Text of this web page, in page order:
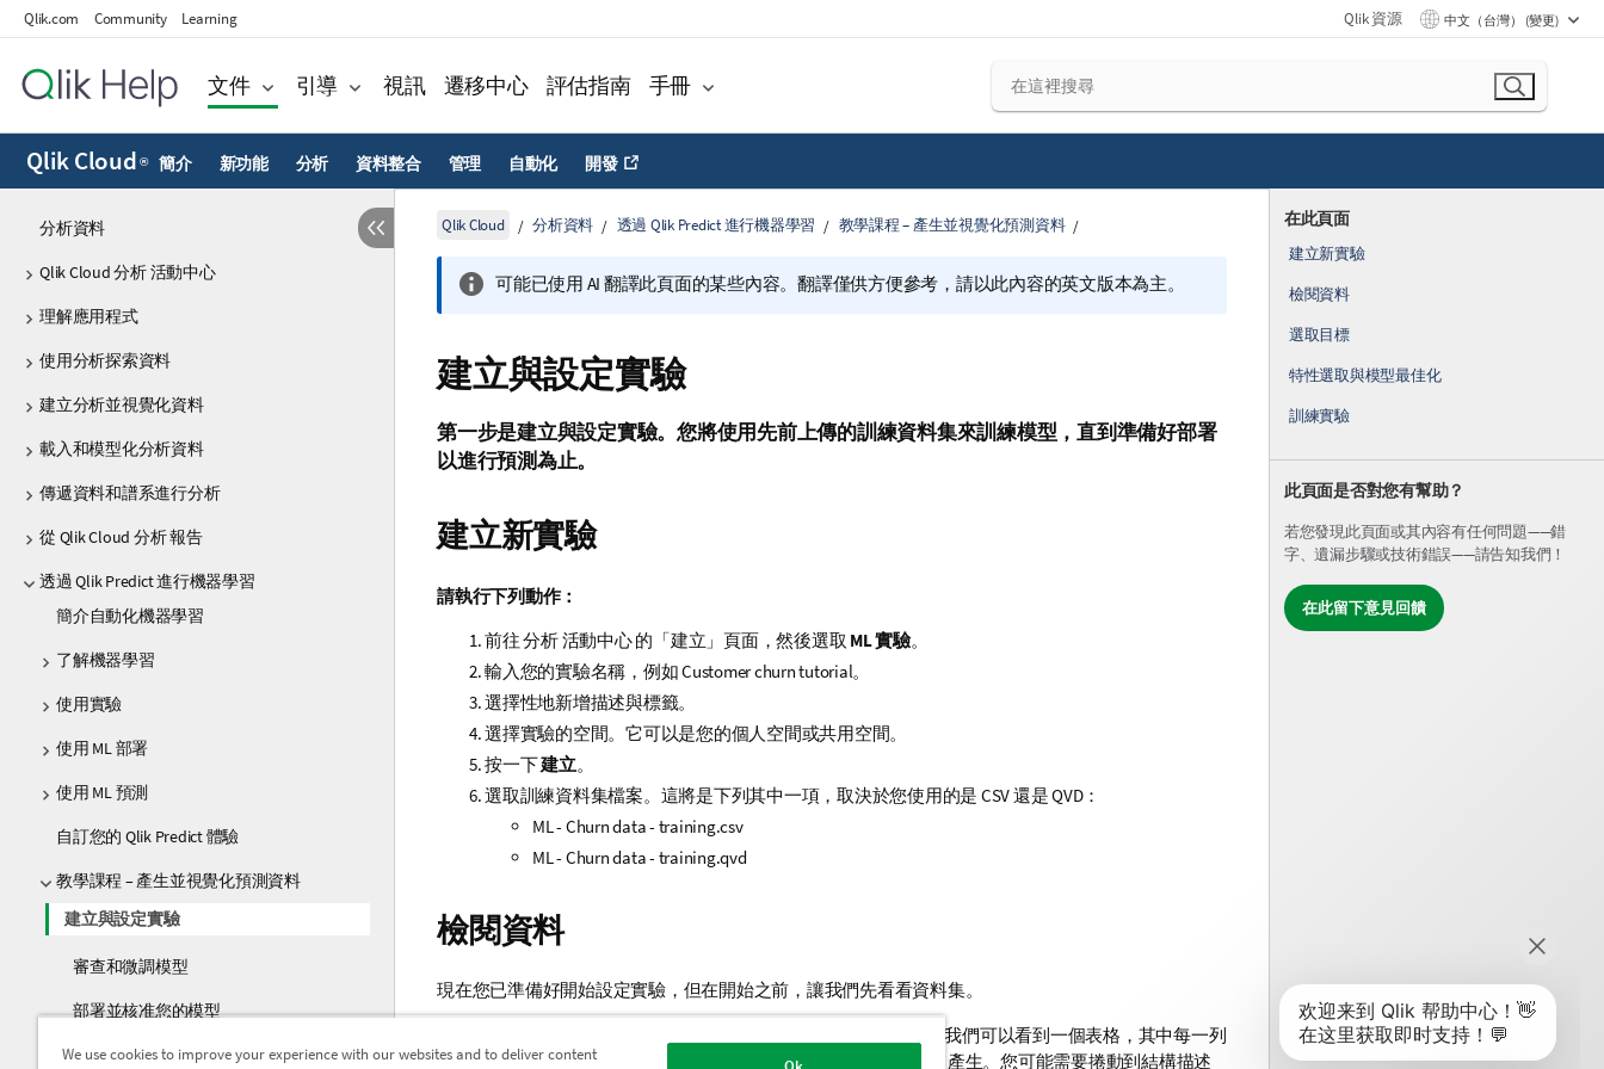
Qlik.com Community Learning Qlik 資源 中文（台灣） (變更)
文件 引導 視訊 遷移中心 評估指南 手冊
Qlik Cloud ® 簡介 新功能 分析 資料整合 管理 自動化 開發
分析資料
Qlik Cloud 分析 活動中心
理解應用程式
使用分析探索資料
建立分析並視覺化資料
載入和模型化分析資料
傳遞資料和譜系進行分析
從 Qlik Cloud 分析 報告
透過 Qlik Predict 進行機器學習
簡介自動化機器學習
了解機器學習
使用實驗
使用 ML 部署
使用 ML 預測
自訂您的 Qlik Predict 體驗
教學課程 – 產生並視覺化預測資料
建立與設定實驗
審查和微調模型
部署並核准您的模型
建立預測資料
在此頁面
建立新實驗
檢閱資料
選取目標
特性選取與模型最佳化
訓練實驗
此頁面是否對您有幫助？
若您發現此頁面或其內容有任何問題——錯
字、遺漏步驟或技術錯誤——請告知我們！
在此留下意見回饋
Qlik Cloud 分析資料 透過 Qlik Predict 進行機器學習 教學課程 – 產生並視覺化預測資料
可能已使用 AI 翻譯此頁面的某些內容。翻譯僅供方便參考，請以此內容的英文版本為主。
建立與設定實驗
第一步是建立與設定實驗。您將使用先前上傳的訓練資料集來訓練模型，直到準備好部署
以進行預測為止。
建立新實驗
請執行下列動作：
前往分析活動中心的「建立」頁面，然後選取 ML 實驗。
輸入您的實驗名稱，例如Customer churn tutorial。
選擇性地新增描述與標籤。
選擇實驗的空間。它可以是您的個人空間或共用空間。
按一下建立。
選取訓練資料集檔案。這將是下列其中一項，取決於您使用的是 CSV 還是 QVD：
ML - Churn data - training.csv
ML - Churn data - training.qvd
檢閱資料
現在您已準備好開始設定實驗，但在開始之前，讓我們先看看資料集。
。在這裡我們可以看到一個表格，其中每一列
代表資料集中的一個欄。統計資料與深入分析已在自動資料準備中產生。您可能需要捲動到結構描述
We use cookies to improve your experience with our websites and to deliver content